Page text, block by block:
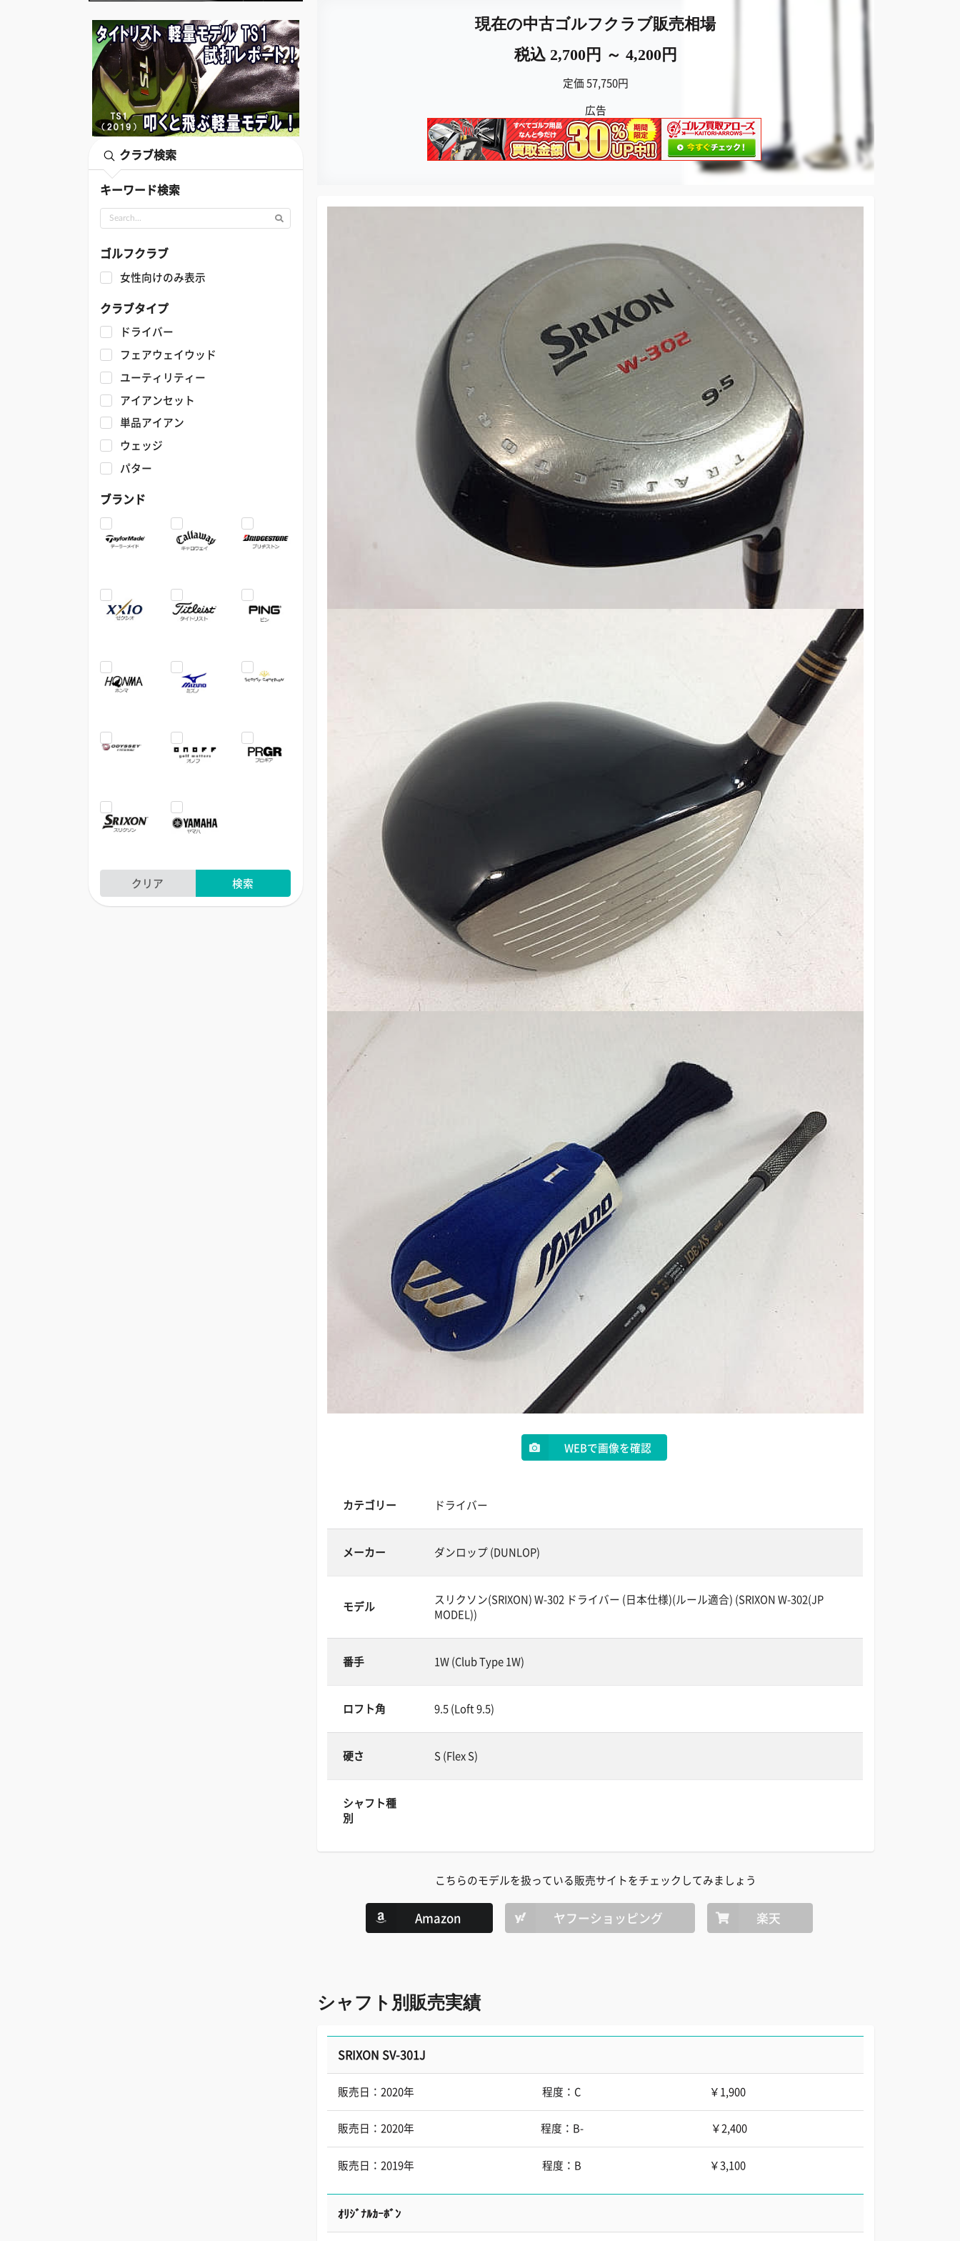
クラブ検索
キーワード検索
ゴルフクラブ
女性向けのみ表示
クラブタイプ
ドライバー
フェアウェイウッド
ユーティリティー
アイアンセット
単品アイアン
ウェッジ
パター
ブランド
クリア 検索
現在の中古ゴルフクラブ販売相場
税込 2,700円 ～ 4,200円
定価 57,750円
広告
WEBで画像を確認
カテゴリー ドライバー
メーカー ダンロップ (DUNLOP)
モデル
スリクソン(SRIXON) W-302 ドライバー (日本仕様)(ルール適合) (SRIXON W-302(JP
MODEL))
番手 1W (Club Type 1W)
ロフト角 9.5 (Loft 9.5)
硬さ S (Flex S)
シャフト種
別
こちらのモデルを扱っている販売サイトをチェックしてみましょう
Amazon ヤフーショッピング 楽天
シャフト別販売実績
SRIXON SV-301J
販売日：2020年 程度：C ￥1,900
販売日：2020年 程度：B- ￥2,400
販売日：2019年 程度：B ￥3,100
ｵﾘｼﾞﾅﾙｶｰﾎﾞﾝ